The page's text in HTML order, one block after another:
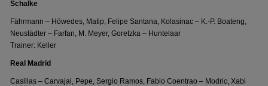
Schalke
Fährmann – Höwedes, Matip, Felipe Santana, Kolasinac – K.-P. Boateng,
Neustädter – Farfan, M. Meyer, Goretzka – Huntelaar
Trainer: Keller
Real Madrid
Casillas – Carvajal, Pepe, Sergio Ramos, Fabio Coentrao – Modric, Xabi